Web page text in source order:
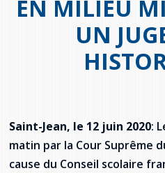
Allison Chaytor
Maurice Nzoyamara
Randy Follet
Skye Fisher
provincial
Ressources
communication en santé
EN MILIEU
UN
Saint-Jean, le 12 juin 2020:
matin par la Cour Suprême
cause du Conseil scolaire